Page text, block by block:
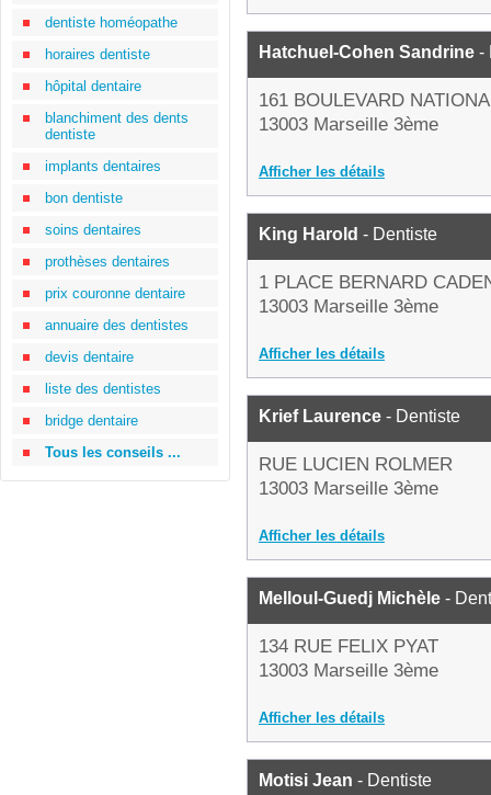
dentiste homéopathe
horaires dentiste
hôpital dentaire
blanchiment des dents
dentiste
implants dentaires
bon dentiste
soins dentaires
prothèses dentaires
prix couronne dentaire
annuaire des dentistes
devis dentaire
liste des dentistes
bridge dentaire
Tous les conseils ...
Hatchuel-Cohen Sandrine -
161 BOULEVARD
13003 Marseille 3ème
Afficher les détails
King Harold - Dentiste
1 PLACE BERNARD
13003 Marseille 3ème
Afficher les détails
Krief Laurence - Dentiste
RUE LUCIEN ROLMER
13003 Marseille 3ème
Afficher les détails
Melloul-Guedj Michèle -
134 RUE FELIX PYAT
13003 Marseille 3ème
Afficher les détails
Motisi Jean - Dentiste